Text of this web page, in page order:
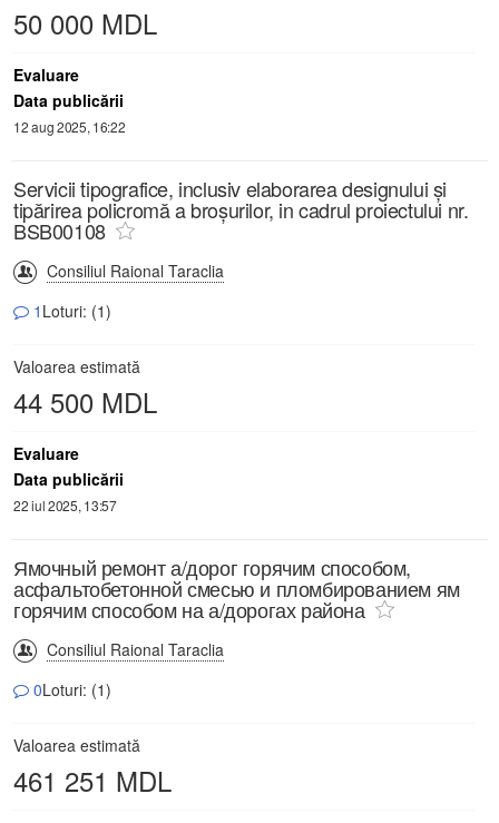
50 000 MDL
Evaluare
Data publicării
12 aug 2025, 16:22
Servicii tipografice, inclusiv elaborarea designului și
tipărirea policromă a broșurilor, in cadrul proiectului nr.
BSB00108
Consiliul Raional Taraclia
1 Loturi: (1)
Valoarea estimată
44 500 MDL
Evaluare
Data publicării
22 iul 2025, 13:57
Ямочный ремонт а/дорог горячим способом,
асфальтобетонной смесью и пломбированием ям
горячим способом на а/дорогах района
Consiliul Raional Taraclia
0Loturi: (1)
Valoarea estimată
461 251 MDL